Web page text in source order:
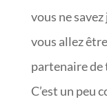
vous ne savez
vous allez
partenaire de
C’est un peu